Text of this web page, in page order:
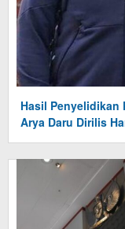
Hasil
Arya Daru Dirilis